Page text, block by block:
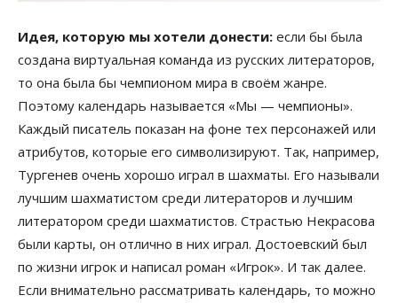
Идея, которую мы хотели донести: если бы была
создана виртуальная команда из русских литераторов,
то она была бы чемпионом мира в своём жанре.
Поэтому календарь называется «Мы — чемпионы».
Каждый писатель показан на фоне тех персонажей или
атрибутов, которые его символизируют. Так, например,
Тургенев очень хорошо играл в шахматы. Его называли
лучшим шахматистом среди литераторов и лучшим
литератором среди шахматистов. Страстью Некрасова
были карты, он отлично в них играл. Достоевский был
по жизни игрок и написал роман «Игрок». И так далее.
Если внимательно рассматривать календарь, то можно